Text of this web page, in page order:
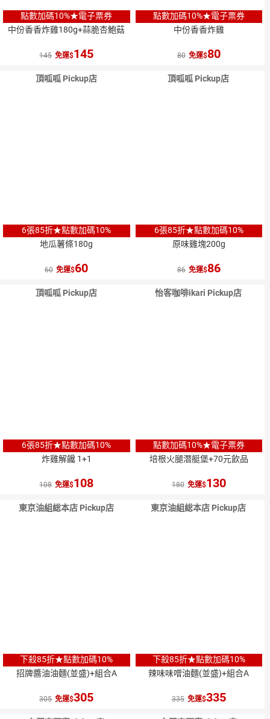
點數加碼10%★電子票券
中份香香炸雞180g+蒜脆杏鮑菇
145 免運 145
點數加碼10%★電子票券
中份香香炸雞
80 免運 80
頂呱呱 Pickup店
6張85折★點數加碼10%
地瓜薯條180g
60 免運 60
頂呱呱 Pickup店
6張85折★點數加碼10%
原味雞塊200g
86 免運 86
頂呱呱 Pickup店
6張85折★點數加碼10%
炸雞解饞 1+1
108 免運 108
怡客咖啡ikari Pickup店
點數加碼10%★電子票券
培根火腿潛艇堡+70元飲品
180 免運 130
東京油組総本店 Pickup店
下殺85折★點數加碼10%
招牌醬油油麵(並盛)+組合A
305 免運 305
東京油組総本店 Pickup店
下殺85折★點數加碼10%
辣味味噌油麵(並盛)+組合A
335 免運 335